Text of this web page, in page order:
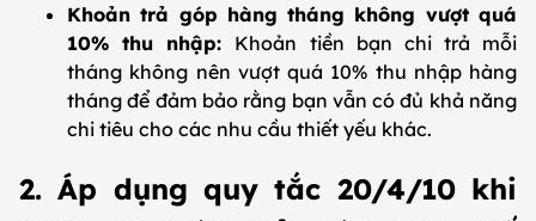
Khoản trả góp hàng tháng không vượt quá
10% thu nhập: Khoản tiền bạn chi trả mỗi
tháng không nên vượt quá 10% thu nhập hàng
tháng để đảm bảo rằng bạn vẫn có đủ khả năng
chi tiêu cho các nhu cầu thiết yếu khác.
2. Áp dụng quy tắc 20/4/10 khi